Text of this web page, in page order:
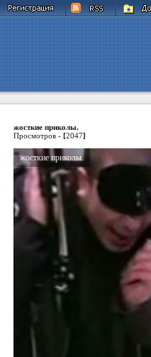
жосткие приколы.
Просмотров - [2047]
жосткие приколы.